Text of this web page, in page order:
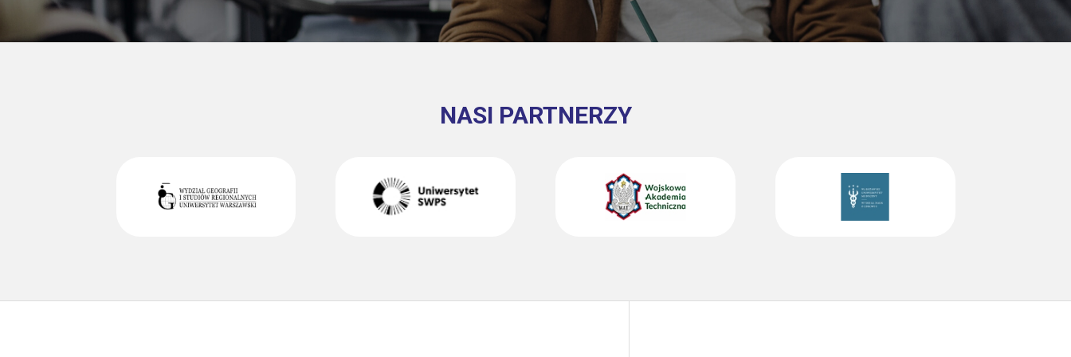
NASI PARTNERZY